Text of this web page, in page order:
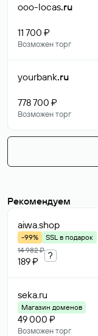
ooo-locas.ru
11 700 ₽
Возможен торг
yourbank.ru
778 700 ₽
Возможен торг
Рекомендуем
aiwa.shop
-99%
SSL в подарок
14 982 ₽
189 ₽
?
seka.ru
Магазин доменов
49 000 ₽
Возможен торг